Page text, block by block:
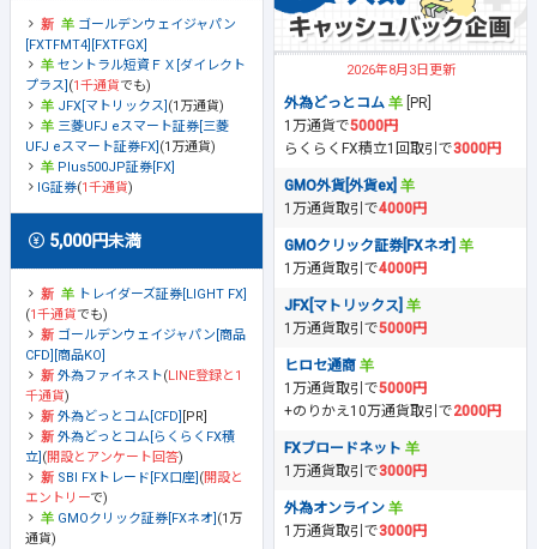
ゴールデンウェイジャパン
[FXTFMT4][FXTFGX]
セントラル短資ＦＸ[ダイレクト
プラス] (1千通貨でも)
JFX[マトリックス] (1万通貨)
三菱UFJ eスマート証券[三菱
UFJ eスマート証券FX] (1万通貨)
Plus500JP証券[FX]
IG証券(1千通貨)
5,000円未満
トレイダーズ証券[LIGHT FX]
(1千通貨でも)
ゴールデンウェイジャパン[商品
CFD][商品KO]
外為ファイネスト(LINE登録と1
千通貨)
外為どっとコム[CFD] [PR]
外為どっとコム[らくらくFX積
立] (開設とアンケート回答)
SBI FXトレード[FX口座] (開設と
エントリーで)
GMOクリック証券[FXネオ] (1万
通貨)
2026年8月3日更新
外為どっとコム
[PR]
1万通貨で5000円
らくらくFX積立1回取引で3000円
GMO外貨[外貨ex]
1万通貨取引で4000円
GMOクリック証券[FXネオ]
1万通貨取引で4000円
JFX[マトリックス]
1万通貨取引で5000円
ヒロセ通商
1万通貨取引で5000円
+のりかえ10万通貨取引で2000円
FXブロードネット
1万通貨取引で3000円
外為オンライン
1万通貨取引で3000円